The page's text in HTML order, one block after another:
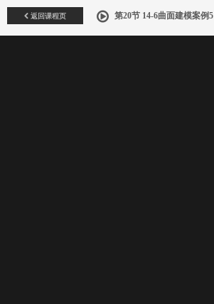
返回课程页 第20节 14-6曲面建模案例5